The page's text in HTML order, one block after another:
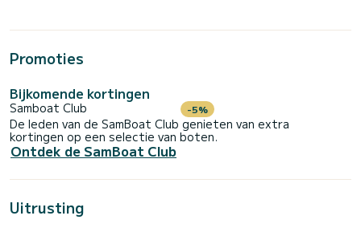
Promoties
Bijkomende kortingen
Samboat Club -5%
De leden van de SamBoat Club genieten van extra
kortingen op een selectie van boten.
Ontdek de SamBoat Club
Uitrusting